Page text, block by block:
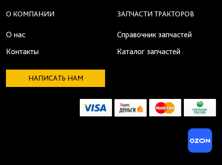
О КОМПАНИИ
О нас
Контакты
ЗАПЧАСТИ ТРАКТОРОВ
Справочник запчастей
Каталог запчастей
НАПИСАТЬ НАМ